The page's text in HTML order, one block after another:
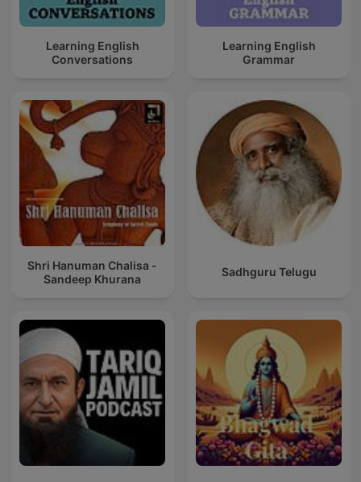
Learning English
Conversations
Learning English
Grammar
Shri Hanuman Chalisa -
Sandeep Khurana
Sadhguru Telugu